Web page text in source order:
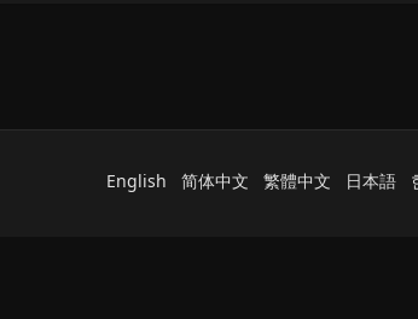
English 简体中文 繁體中文 日本語